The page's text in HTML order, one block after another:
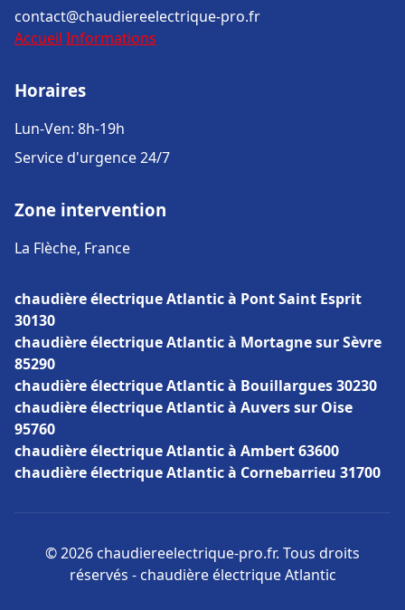
contact@chaudiereelectrique-pro.fr
Accueil Informations
Horaires
Lun-Ven: 8h-19h
Service d'urgence 24/7
Zone intervention
La Flèche, France
chaudière électrique Atlantic à Pont Saint Esprit
30130
chaudière électrique Atlantic à Mortagne sur Sèvre
85290
chaudière électrique Atlantic à Bouillargues 30230
chaudière électrique Atlantic à Auvers sur Oise
95760
chaudière électrique Atlantic à Ambert 63600
chaudière électrique Atlantic à Cornebarrieu 31700
© 2026 chaudiereelectrique-pro.fr. Tous droits
réservés - chaudière électrique Atlantic